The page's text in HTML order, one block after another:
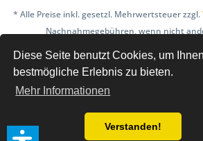
Diese Seite benutzt Cookies, um
bestmögliche Erlebnis zu bieten.
Mehr Informationen
Verstanden!
* Alle Preise inkl. gesetzl. Mehrwertsteuer zzgl.
Nachnahmegebühren, wenn nicht
AGB Bestellung & Zahlung
Informationen zur Online-Streitbeilegung